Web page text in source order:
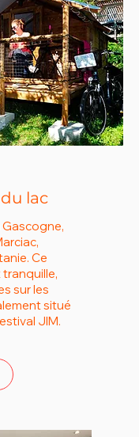
lac
Ce
sur les
situé
JIM.